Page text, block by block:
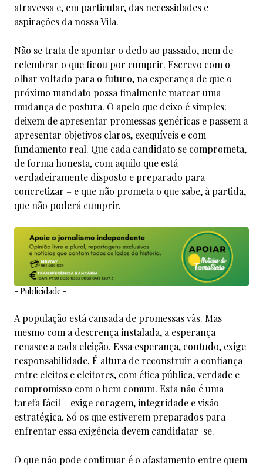
atravessa e, em particular, das necessidades e
aspirações da nossa Vila.
Não se trata de apontar o dedo ao passado, nem de
relembrar o que ficou por cumprir. Escrevo com o
olhar voltado para o futuro, na esperança de que o
próximo mandato possa finalmente marcar uma
mudança de postura. O apelo que deixo é simples:
deixem de apresentar promessas genéricas e passem a
apresentar objetivos claros, exequíveis e com
fundamento real. Que cada candidato se comprometa,
de forma honesta, com aquilo que está
verdadeiramente disposto e preparado para
concretizar – e que não prometa o que sabe, à partida,
que não poderá cumprir.
- Publicidade -
A população está cansada de promessas vãs. Mas
mesmo com a descrença instalada, a esperança
renasce a cada eleição. Essa esperança, contudo, exige
responsabilidade. É altura de reconstruir a confiança
entre eleitos e eleitores, com ética pública, verdade e
compromisso com o bem comum. Esta não é uma
tarefa fácil – exige coragem, integridade e visão
estratégica. Só os que estiverem preparados para
enfrentar essa exigência devem candidatar-se.
O que não pode continuar é o afastamento entre quem